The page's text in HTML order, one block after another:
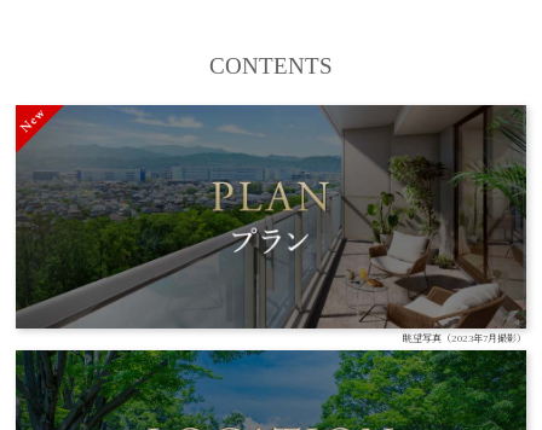
CONTENTS
眺望写真（2023年7月撮影）